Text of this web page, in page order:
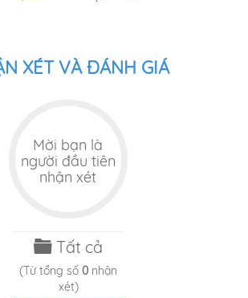
XÉT VÀ ĐÁNH GIÁ
Mời bạn là
người đầu tiên
nhận xét
Tất cả
(Từ tổng số 0 nhận
xét)